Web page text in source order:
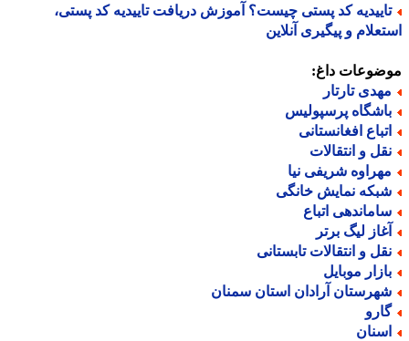
کد پستی چیست؟ آموزش دریافت تاییدیه کد پستی،
و پیگیری آنلاین
داغ:
تارتار
پرسپولیس
افغانستانی
و انتقالات
شریفی نیا
نمایش خانگی
اتباع
لیگ برتر
و انتقالات تابستانی
موبایل
آرادان استان سمنان